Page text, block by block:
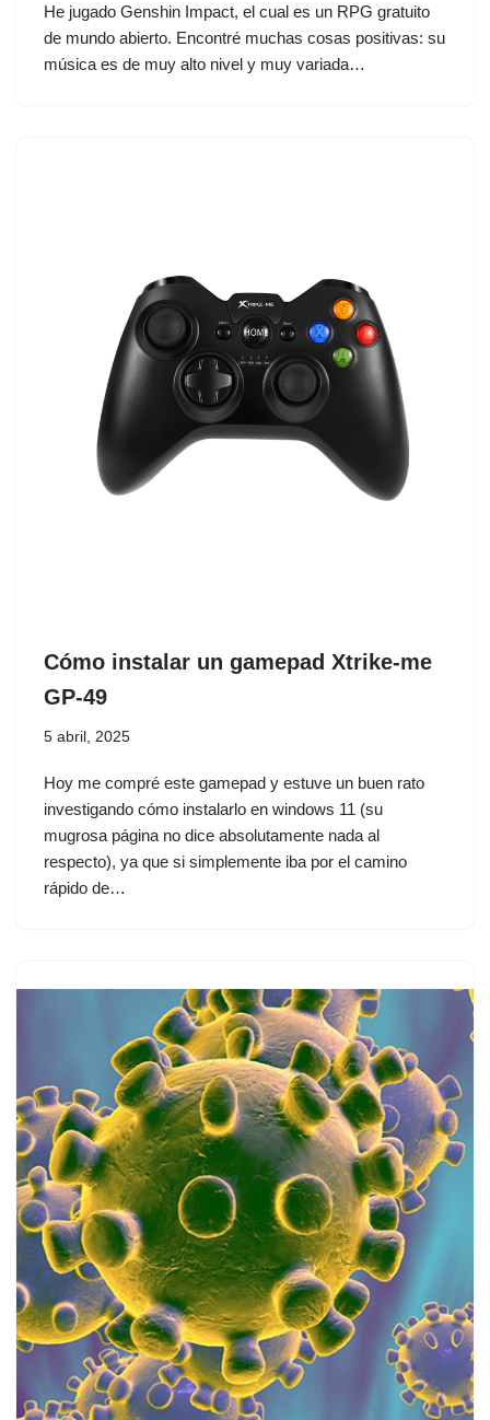
He jugado Genshin Impact, el cual es un RPG gratuito
de mundo abierto. Encontré muchas cosas positivas: su
música es de muy alto nivel y muy variada…
Cómo instalar un gamepad Xtrike-me
GP-49
5 abril, 2025
Hoy me compré este gamepad y estuve un buen rato
investigando cómo instalarlo en windows 11 (su
mugrosa página no dice absolutamente nada al
respecto), ya que si simplemente iba por el camino
rápido de…